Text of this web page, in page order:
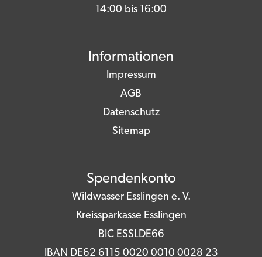
14:00 bis 16:00
Informationen
Impressum
AGB
Datenschutz
Sitemap
Spendenkonto
Wildwasser Esslingen e. V.
Kreissparkasse Esslingen
BIC ESSLDE66
IBAN DE62 6115 0020 0010 0028 23